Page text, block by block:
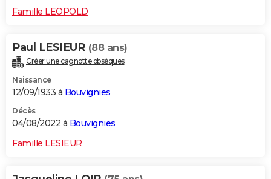
Famille LEOPOLD
Paul LESIEUR (88 ans)
Créer une cagnotte obsèques
Naissance
12/09/1933 à Bouvignies
Décès
04/08/2022 à Bouvignies
Famille LESIEUR